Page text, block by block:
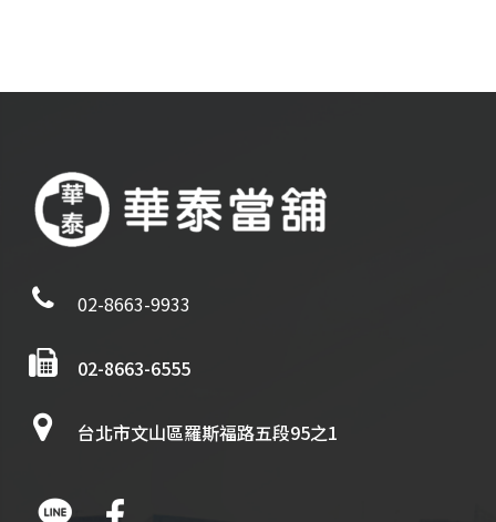
02-8663-9933
02-8663-6555
台北市文山區羅斯福路五段95之1